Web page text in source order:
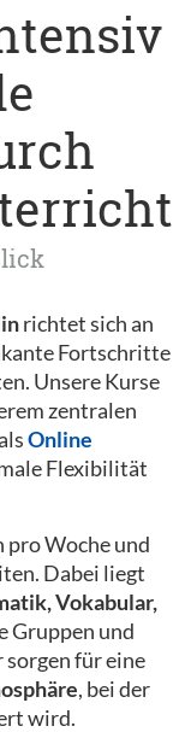
richtet sich an
Fortschritte
Unsere Kurse
zentralen
Online
Flexibilität
Woche und
Dabei liegt
Vokabular,
Gruppen und
für eine
, bei der
wird.